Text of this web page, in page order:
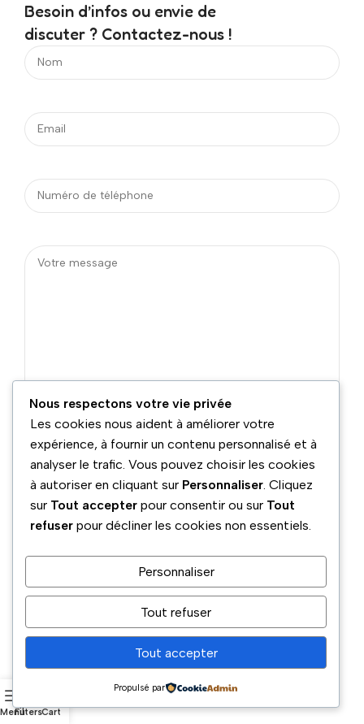
Besoin d’infos ou envie de
discuter ? Contactez-nous !
05 54 02 70 40
Horaires :
Du Dimanche au Jeudi : 9:00 –
17:00
boulevard benyamina Ouled
aiche 9015 Blida, Algeria
Réseaux sociaux
MenuFiltersCart
Nous respectons votre vie privée
Les cookies nous aident à améliorer votre
expérience, à fournir un contenu personnalisé et à
analyser le trafic. Vous pouvez choisir les cookies
à autoriser en cliquant sur Personnaliser . Cliquez
sur Tout accepter pour consentir ou sur Tout
refuser pour décliner les cookies non essentiels.
Personnaliser
Tout refuser
Tout accepter
Propulsé par